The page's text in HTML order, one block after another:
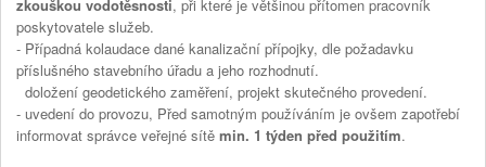
zkouškou vodotěsnosti, při které je většinou přítomen pracovník
poskytovatele služeb.
- Případná kolaudace dané kanalizační přípojky, dle požadavku
příslušného stavebního úřadu a jeho rozhodnutí.
doložení geodetického zaměření, projekt skutečného provedení.
- uvedení do provozu, Před samotným používáním je ovšem zapotřebí
informovat správce veřejné sítě min. 1 týden před použitím.